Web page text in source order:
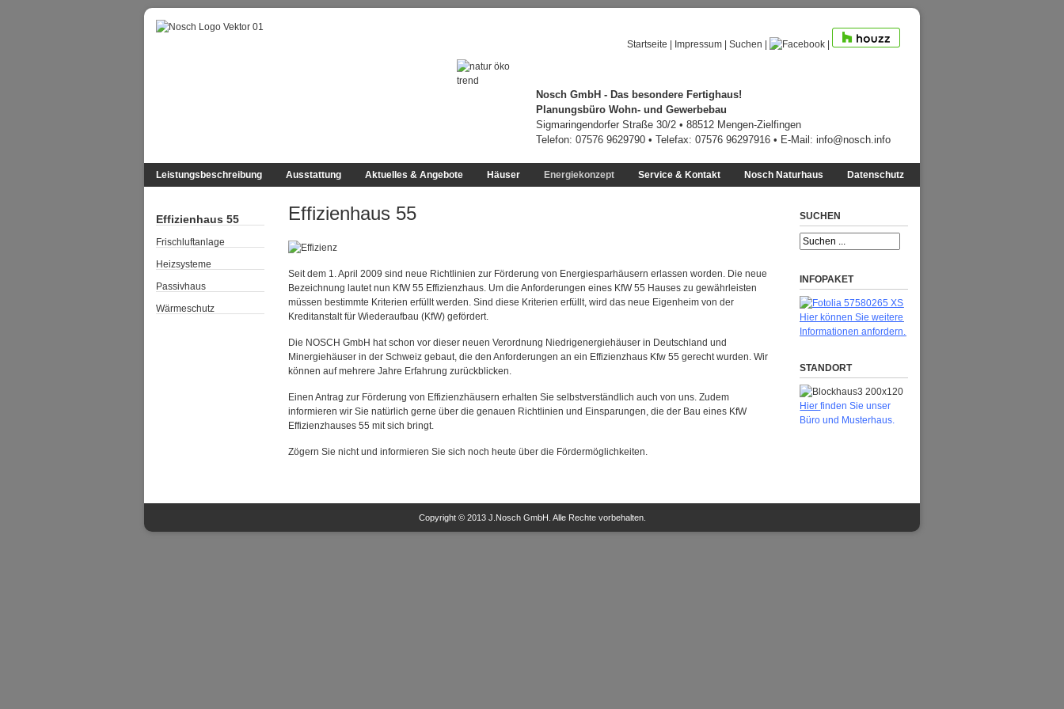
Startseite Impressum Suchen
Nosch GmbH - Das besondere Fertighaus!
Planungsbüro Wohn- und Gewerbebau
Sigmaringendorfer Straße 30/2 • 88512 Mengen-Zielfingen
Telefon: 07576 9629790 • Telefax: 07576 96297916 • E-Mail: info@nosch.info
Leistungsbeschreibung Ausstattung Aktuelles & Angebote Häuser Energiekonzept Service & Kontakt Nosch Naturhaus Datenschutz
Effizienhaus 55
Seit dem 1. April 2009 sind neue Richtlinien zur Förderung von Energiesparhäusern erlassen worden. Die neue
Bezeichnung lautet nun KfW 55 Effizienzhaus. Um die Anforderungen eines KfW 55 Hauses zu gewährleisten
müssen bestimmte Kriterien erfüllt werden. Sind diese Kriterien erfüllt, wird das neue Eigenheim von der
Kreditanstalt für Wiederaufbau (KfW) gefördert.
Die NOSCH GmbH hat schon vor dieser neuen Verordnung Niedrigenergiehäuser in Deutschland und
Minergiehäuser in der Schweiz gebaut, die den Anforderungen an ein Effizienzhaus Kfw 55 gerecht wurden. Wir
können auf mehrere Jahre Erfahrung zurückblicken.
Einen Antrag zur Förderung von Effizienzhäusern erhalten Sie selbstverständlich auch von uns. Zudem
informieren wir Sie natürlich gerne über die genauen Richtlinien und Einsparungen, die der Bau eines KfW
Effizienzhauses 55 mit sich bringt.
Zögern Sie nicht und informieren Sie sich noch heute über die Fördermöglichkeiten.
Effizienhaus 55
Frischluftanlage
Heizsysteme
Passivhaus
Wärmeschutz
SUCHEN
INFOPAKET
Hier können Sie weitere
Informationen anfordern.
STANDORT
Hier finden Sie unser
Büro und Musterhaus.
Copyright © 2013 J.Nosch GmbH. Alle Rechte vorbehalten.